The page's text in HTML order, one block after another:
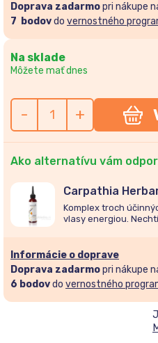
Doprava zadarmopri nákupe
7 bodovdo vernostného
Na sklade
Môžete mať dnes
- +
Ako alternatívu vám
Carpathia
aktivátor Rast/
150ml
Komplex troch
vlasy energiou.
Informácie o doprave
Doprava zadarmopri nákupe
6 bodovdo vernostného